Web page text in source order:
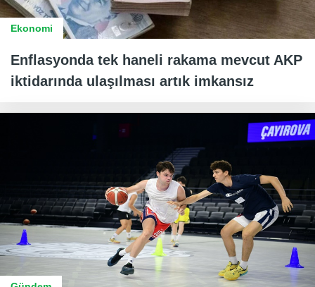
Ekonomi
Enflasyonda tek haneli rakama mevcut AKP
iktidarında ulaşılması artık imkansız